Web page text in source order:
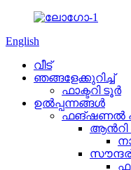
English
വീട്
ഞങ്ങളേക്കുറിച്ച്
ഫാക്ടറി ടൂർ
ഉൽപ്പന്നങ്ങൾ
ഫങ്ഷണൽ
ആൻറി